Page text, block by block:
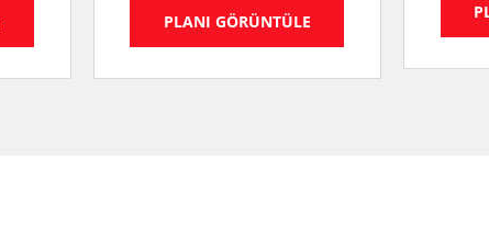
PLANI GÖRÜNTÜLE